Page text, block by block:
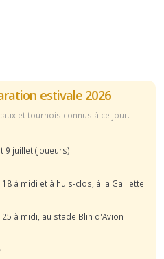
estivale 2026
et tournois connus à ce jour.
9 juillet (joueurs)
18 à midi et à huis-clos, à la Gaillette
25 à midi, au stade Blin d'Avion